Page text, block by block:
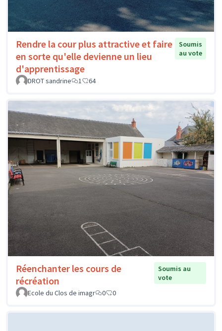
Rendre la cour plus attractive et faire
en sorte qu'elle devienne un lieu
d'apprentissage
Soumis
au vote
DROT sandrine 1 64
Réenchanter les cours de
récréation
Soumis au
vote
Ecole du Clos de imagr
0 0